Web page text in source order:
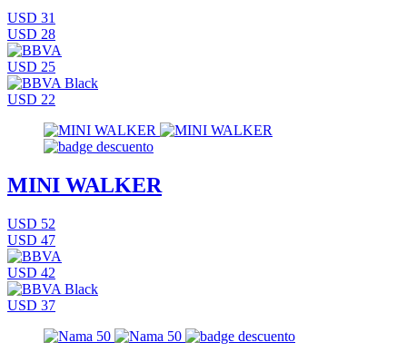
USD 31
USD 28
USD 25
USD 22
MINI WALKER
USD 52
USD 47
USD 42
USD 37